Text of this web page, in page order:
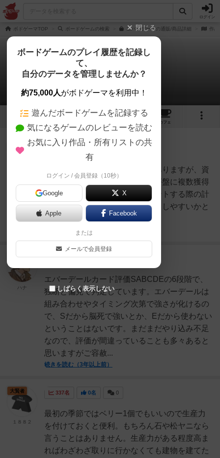
ログイン
ボドゲーマTOP ボードゲームの検索 エバーデールの通販/商品詳細 作品
エバーデール
6件の戦略やコツ
35 3 54
カフェ
197名
カード運によってしまう部分はありますが、資
源を追加で獲得できるカードを序盤に複数獲得
しておけるとリソースマネジメントする際の計
算が立てやすくなるので、プレイしやすいかと
思います。
続きを読む（3年以上前）
（Oguland）
2319名 6名 0 充実
エバーデールカード評価SABCDEの6段階で、
独断と偏見で判定しています。エバーデールは
組み合わせやタイミング次第で強さが化けるの
で、Sだから脳死で強いとか、Eだから使わない
ということはないです。まだまだやり込み不足
なので、評価が間違っていることも多々あると
思いますがご容赦...
続きを読む（3年以上前）
ハナ
337名 0名 0
最初の季節ではベリー1個でもいいので生産力
を付けておくと便利。もちろん石や松ヤニなら
言うことはありません。生産力がある程度高ま
ればわざわざ取りに行かなくても建物を建てた
大賢者
１８８２
閉じる
ボードゲームのプレイ履歴を記録し
て、
自分のデータを管理しませんか？
約75,000人がボドゲーマを利用中！
遊んだボードゲームを記録する
気になるゲームのレビューを読む
お気に入り作品・所有リストの共
有
ログイン / 会員登録（10秒）
Google X
Apple Facebook
または
メールで会員登録
しばらく表示しない